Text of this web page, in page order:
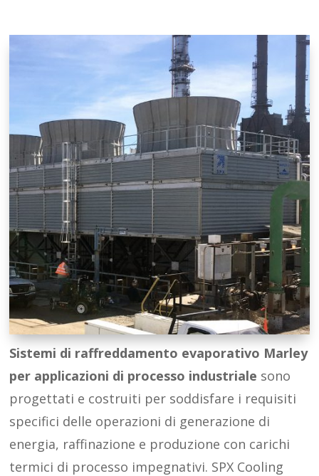
Sistemi di raffreddamento evaporativo Marley
per applicazioni di processo industriale sono
progettati e costruiti per soddisfare i requisiti
specifici delle operazioni di generazione di
energia, raffinazione e produzione con carichi
termici di processo impegnativi. SPX Cooling